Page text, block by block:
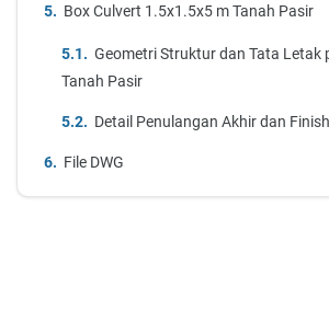
Box Culvert 1.5x1.5x5 m Tanah Pasir
Geometri Struktur dan Tata Letak
Tanah Pasir
Detail Penulangan Akhir dan
File DWG